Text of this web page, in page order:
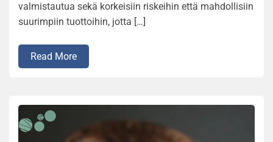
valmistautua sekä korkeisiin riskeihin että mahdollisiin
suurimpiin tuottoihin, jotta […]
Read More